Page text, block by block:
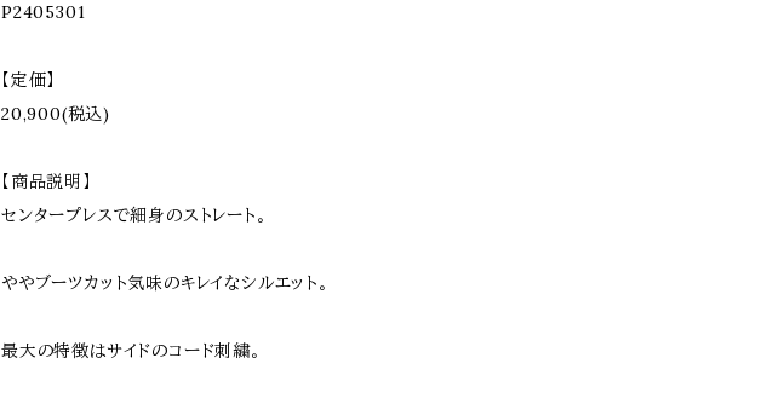
P2405301
【定価】
20,900(税込)
【商品説明】
センタープレスで細身のストレート。
ややブーツカット気味のキレイなシルエット。
最大の特徴はサイドのコード刺繍。